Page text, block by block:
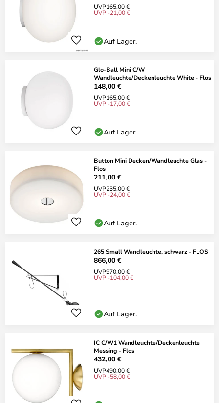
UVP165,00 €
UVP -21,00 €
Auf Lager.
Glo-Ball Mini C/W
Wandleuchte/Deckenleuchte White - Flos
148,00 €
UVP165,00 €
UVP -17,00 €
Auf Lager.
Button Mini Decken/Wandleuchte Glas -
Flos
211,00 €
UVP235,00 €
UVP -24,00 €
Auf Lager.
265 Small Wandleuchte, schwarz - FLOS
866,00 €
UVP970,00 €
UVP -104,00 €
Auf Lager.
IC C/W1 Wandleuchte/Deckenleuchte
Messing - Flos
432,00 €
UVP490,00 €
UVP -58,00 €